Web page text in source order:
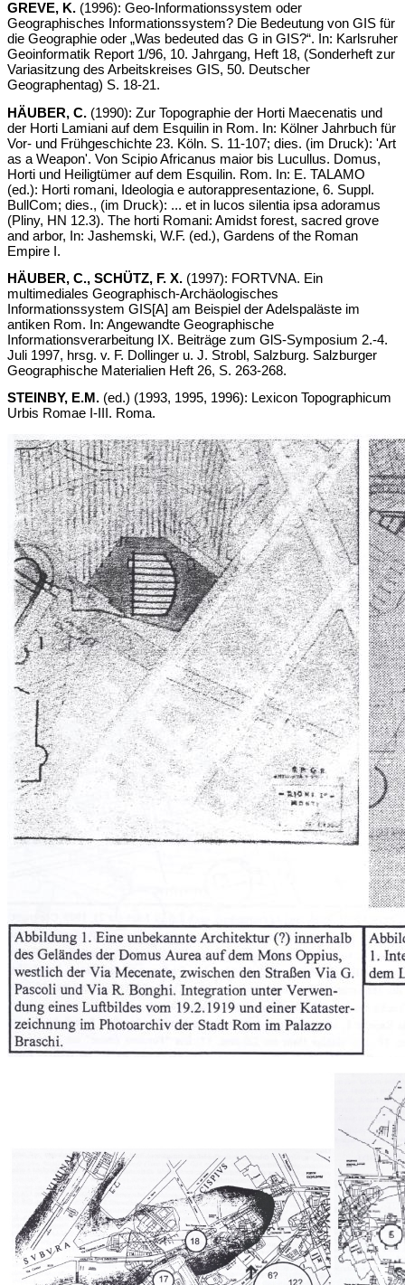
GREVE, K. (1996): Geo-Informationssystem oder
Geographisches Informationssystem? Die Bedeutung von GIS für
die Geographie oder „Was bedeuted das G in GIS?“. In: Karlsruher
Geoinformatik Report 1/96, 10. Jahrgang, Heft 18, (Sonderheft zur
Variasitzung des Arbeitskreises GIS, 50. Deutscher
Geographentag) S. 18-21.
HÄUBER, C. (1990): Zur Topographie der Horti Maecenatis und
der Horti Lamiani auf dem Esquilin in Rom. In: Kölner Jahrbuch für
Vor- und Frühgeschichte 23. Köln. S. 11-107; dies. (im Druck): 'Art
as a Weapon'. Von Scipio Africanus maior bis Lucullus. Domus,
Horti und Heiligtümer auf dem Esquilin. Rom. In: E. TALAMO
(ed.): Horti romani, Ideologia e autorappresentazione, 6. Suppl.
BullCom; dies., (im Druck): ... et in lucos silentia ipsa adoramus
(Pliny, HN 12.3). The horti Romani: Amidst forest, sacred grove
and arbor, In: Jashemski, W.F. (ed.), Gardens of the Roman
Empire I.
HÄUBER, C., SCHÜTZ, F. X. (1997): FORTVNA. Ein
multimediales Geographisch-Archäologisches
Informationssystem GIS[A] am Beispiel der Adelspaläste im
antiken Rom. In: Angewandte Geographische
Informationsverarbeitung IX. Beiträge zum GlS-Symposium 2.-4.
Juli 1997, hrsg. v. F. Dollinger u. J. Strobl, Salzburg. Salzburger
Geographische Materialien Heft 26, S. 263-268.
STEINBY, E.M. (ed.) (1993, 1995, 1996): Lexicon Topographicum
Urbis Romae I-III. Roma.